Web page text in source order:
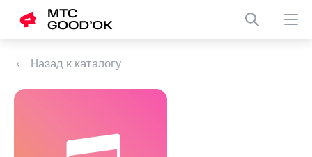
Назад к каталогу